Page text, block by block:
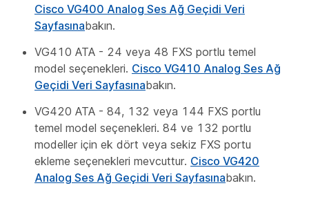
Cisco VG400 Analog Ses Ağ Geçidi Veri
Sayfasınabakın.
VG410 ATA - 24 veya 48 FXS portlu temel
model seçenekleri. Cisco VG410 Analog Ses Ağ
Geçidi Veri Sayfasınabakın.
VG420 ATA - 84, 132 veya 144 FXS portlu
temel model seçenekleri. 84 ve 132 portlu
modeller için ek dört veya sekiz FXS portu
ekleme seçenekleri mevcuttur. Cisco VG420
Analog Ses Ağ Geçidi Veri Sayfasınabakın.